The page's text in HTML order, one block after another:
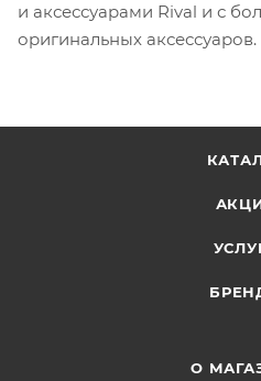
и аксессуарами Rival и с
оригинальных аксессуаров.
О